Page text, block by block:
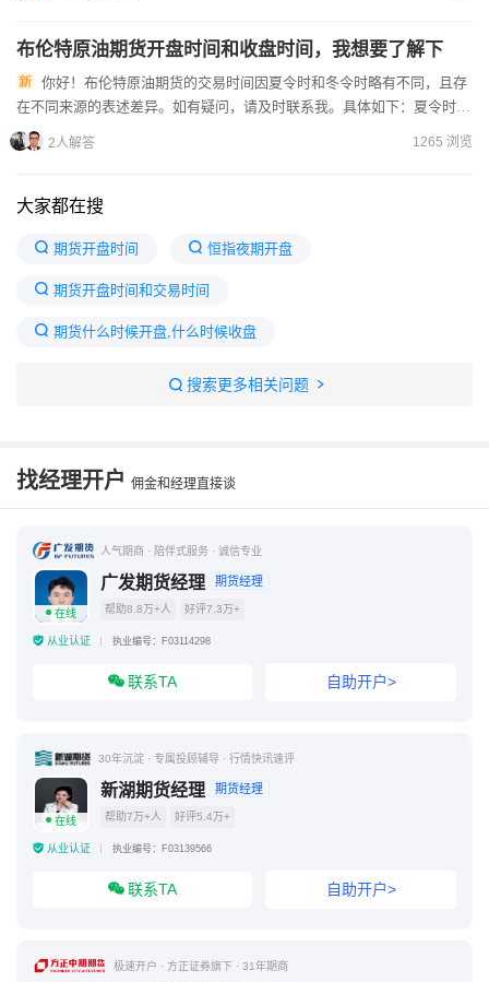
布伦特原油期货开盘时间和收盘时间，我想要了解下
在不同来源的表述差异。如有疑问，请及时联系我。具体如下：夏令时期
间（通常为3月下旬至10月底）‌开盘时间‌：‌北京时间周一0...
2人解答 1265 浏览
大家都在搜
期货开盘时间 恒指夜期开盘
期货开盘时间和交易时间
期货什么时候开盘,什么时候收盘
1万炒期货一年最多挣多少
搜索更多相关问题
找经理开户 佣金和经理直接谈
人气期商 · 陪伴式服务 · 诚信专业
在线
广发期货经理 期货经理
帮助8.8万+人 好评7.3万+
从业认证 执业编号：F03114298
联系TA 自助开户>
30年沉淀 · 专属投顾辅导 · 行情快讯速评
在线
新湖期货经理 期货经理
帮助7万+人 好评5.4万+
从业认证 执业编号：F03139566
联系TA 自助开户>
极速开户 · 方正证券旗下 · 31年期商